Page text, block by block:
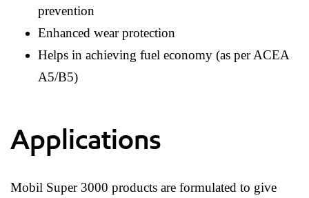
prevention
Enhanced wear protection
Helps in achieving fuel economy (as per ACEA
A5/B5)
Applications
Mobil Super 3000 products are formulated to give